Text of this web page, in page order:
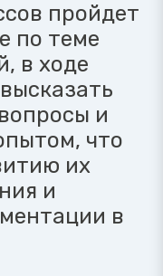
пройдет
по теме
в ходе
и
что
их
и
в